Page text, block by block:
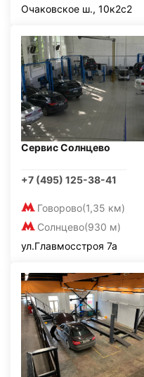
Очаковское ш., 10к2с2
Сервис Солнцево
+7 (495) 125-38-41
Говорово(1,35 км)
Солнцево(930 м)
ул.Главмосстроя 7а